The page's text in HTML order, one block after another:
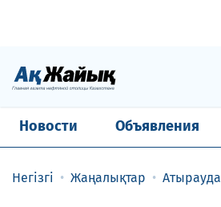
Новости Объявления
Негізгі Жаңалықтар Атырауда